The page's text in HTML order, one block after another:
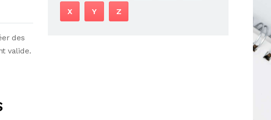
des
valide.
X Y Z